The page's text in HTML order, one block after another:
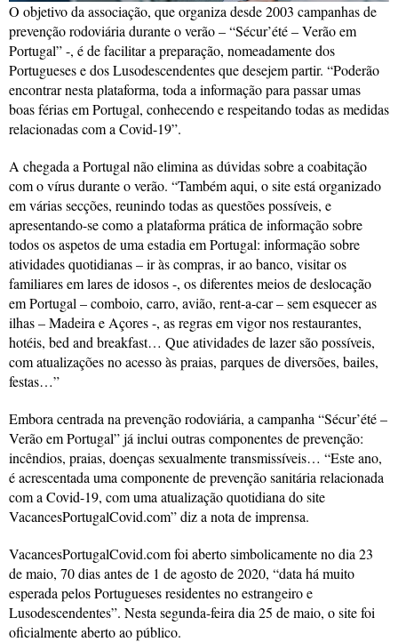
O objetivo da associação, que organiza desde 2003 campanhas de
prevenção rodoviária durante o verão – “Sécur’été – Verão em
Portugal” -, é de facilitar a preparação, nomeadamente dos
Portugueses e dos Lusodescendentes que desejem partir. “Poderão
encontrar nesta plataforma, toda a informação para passar umas
boas férias em Portugal, conhecendo e respeitando todas as medidas
relacionadas com a Covid-19”.
A chegada a Portugal não elimina as dúvidas sobre a coabitação
com o vírus durante o verão. “Também aqui, o site está organizado
em várias secções, reunindo todas as questões possíveis, e
apresentando-se como a plataforma prática de informação sobre
todos os aspetos de uma estadia em Portugal: informação sobre
atividades quotidianas – ir às compras, ir ao banco, visitar os
familiares em lares de idosos -, os diferentes meios de deslocação
em Portugal – comboio, carro, avião, rent-a-car – sem esquecer as
ilhas – Madeira e Açores -, as regras em vigor nos restaurantes,
hotéis, bed and breakfast… Que atividades de lazer são possíveis,
com atualizações no acesso às praias, parques de diversões, bailes,
festas…”
Embora centrada na prevenção rodoviária, a campanha “Sécur’été –
Verão em Portugal” já inclui outras componentes de prevenção:
incêndios, praias, doenças sexualmente transmissíveis… “Este ano,
é acrescentada uma componente de prevenção sanitária relacionada
com a Covid-19, com uma atualização quotidiana do site
VacancesPortugalCovid.com” diz a nota de imprensa.
VacancesPortugalCovid.com foi aberto simbolicamente no dia 23
de maio, 70 dias antes de 1 de agosto de 2020, “data há muito
esperada pelos Portugueses residentes no estrangeiro e
Lusodescendentes”. Nesta segunda-feira dia 25 de maio, o site foi
oficialmente aberto ao público.